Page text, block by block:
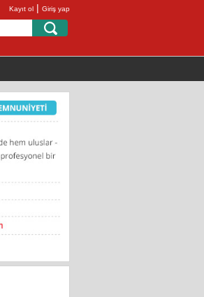
Kayıt ol | Giriş yap